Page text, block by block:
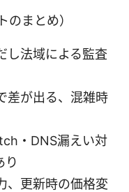
のまとめ）
し法域による監査
差が出る、混雑時
・DNS漏えい対
り
、更新時の価格変